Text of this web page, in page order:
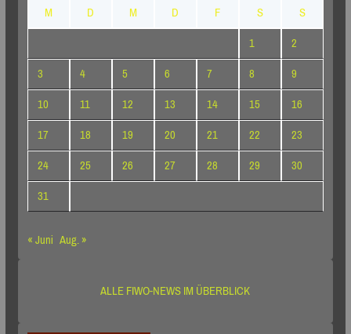
M
D M D F S
S
1
2
3
4 5 6 7 8
9
10
11 12 13 14 15
16
17
18 19 20 21 22
23
24
25 26 27 28 29
30
31
« Juni Aug. »
ALLE FIWO-NEWS IM ÜBERBLICK